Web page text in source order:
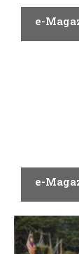
e-
e-